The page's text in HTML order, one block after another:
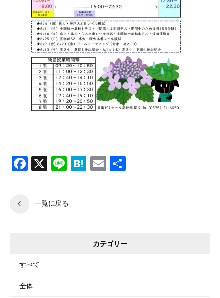
Facebook
X LineHatena
Email
一覧に戻る
カテゴリー
すべて
全体